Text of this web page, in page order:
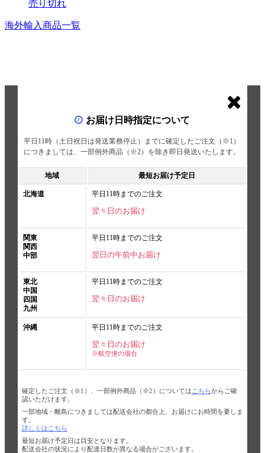
売り切れ
海外輸入商品一覧
お届け日時指定について
平日11時（土日祝日は発送業務停止）までに確定したご注文（※1）
につきましては、一部例外商品（※2）を除き即日発送いたします。
地域 最短お届け予定日
北海道 平日11時までのご注文
翌々日のお届け
関東
関西
中部
平日11時までのご注文
翌日の午前中お届け
東北
中国
四国
九州
平日11時までのご注文
翌々日のお届け
沖縄 平日11時までのご注文
翌々日のお届け
※航空便の場合
確定したご注文（※1）、一部例外商品（※2）については こちらからご確
認いただけます。
一部地域・離島につきましては配送会社の都合上、お届けにお時間を要しま
す。
詳しくはこちら
最短お届け予定日は目安となります。
配送会社の状況により配達日数が異なる場合がございます。